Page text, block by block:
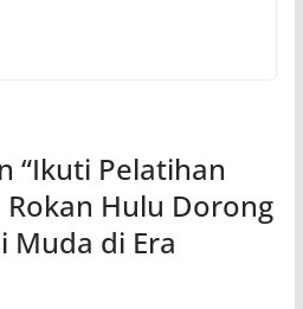
“Ikuti Pelatihan
Rokan Hulu Dorong
Muda di Era